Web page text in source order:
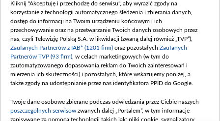
Procedura zgłoszeń wewnętrznych
Kliknij "Akceptuję i przechodzę do serwisu", aby wyrazić zgody na
korzystanie z technologii automatycznego śledzenia i zbierania danych,
dostęp do informacji na Twoim urządzeniu końcowym i ich
przechowywanie oraz na przetwarzanie Twoich danych osobowych przez
nas, czyli Telewizję Polską S.A. w likwidacji (zwaną dalej również „TVP”),
Zaufanych Partnerów z IAB* (1201 firm) oraz pozostałych Zaufanych
Partnerów TVP (93 firm) , w celach marketingowych (w tym do
zautomatyzowanego dopasowania reklam do Twoich zainteresowań i
mierzenia ich skuteczności) i pozostałych, które wskazujemy poniżej, a
także zgody na udostępnianie przez nas identyfikatora PPID do Google.
Twoje dane osobowe zbierane podczas odwiedzania przez Ciebie naszych
poszczególnych serwisów zwanych dalej „Portalem”, w tym informacje
zapisywane za pomocą technologii takich jak: pliki cookie, sygnalizatory